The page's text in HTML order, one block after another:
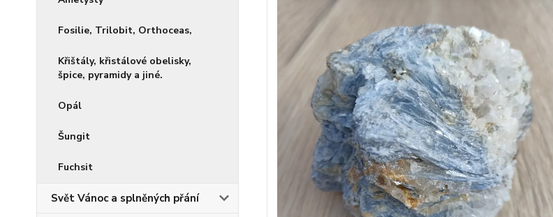
Fosilie, Trilobit, Orthoceas,
Křištály, křistálové obelisky,
špice, pyramidy a jiné.
Opál
Šungit
Fuchsit
Svět Vánoc a splněných přání